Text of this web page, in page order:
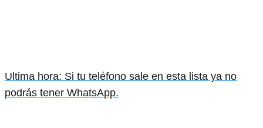
Ultima hora: Si tu teléfono sale en esta lista ya no
podrás tener WhatsApp.